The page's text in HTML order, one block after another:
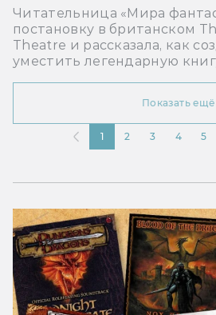
Читательница «Мира
постановку в британском
Theatre и рассказала, как
уместить легендарную
Показать ещё
1 2 3 4 5